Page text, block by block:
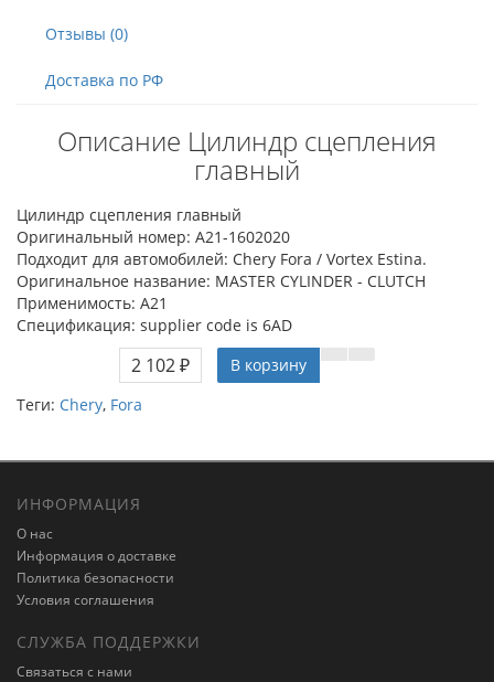
Отзывы (0)
Доставка по РФ
Описание Цилиндр сцепления
главный
Цилиндр сцепления главный
Оригинальный номер: A21-1602020
Подходит для автомобилей: Chery Fora / Vortex Estina.
Оригинальное название: MASTER CYLINDER - CLUTCH
Применимость: A21
Спецификация: supplier code is 6AD
2 102 ₽
В корзину
Теги: Chery, Fora
ИНФОРМАЦИЯ
О нас
Информация о доставке
Политика безопасности
Условия соглашения
СЛУЖБА ПОДДЕРЖКИ
Связаться с нами